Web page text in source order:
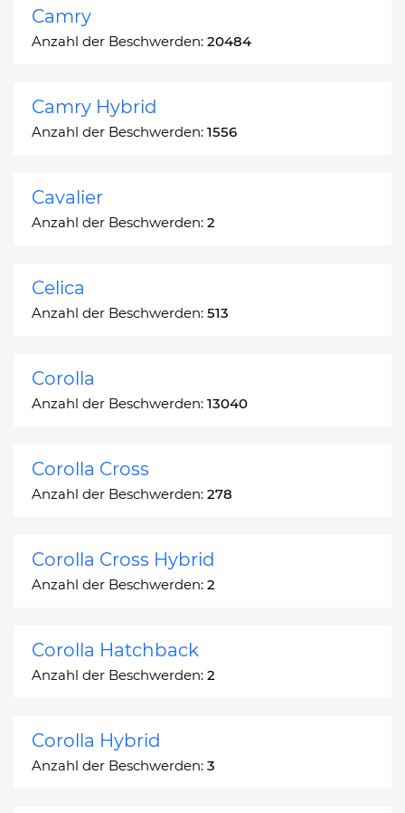
Camry
Anzahl der Beschwerden: 20484
Camry Hybrid
Anzahl der Beschwerden: 1556
Cavalier
Anzahl der Beschwerden: 2
Celica
Anzahl der Beschwerden: 513
Corolla
Anzahl der Beschwerden: 13040
Corolla Cross
Anzahl der Beschwerden: 278
Corolla Cross Hybrid
Anzahl der Beschwerden: 2
Corolla Hatchback
Anzahl der Beschwerden: 2
Corolla Hybrid
Anzahl der Beschwerden: 3